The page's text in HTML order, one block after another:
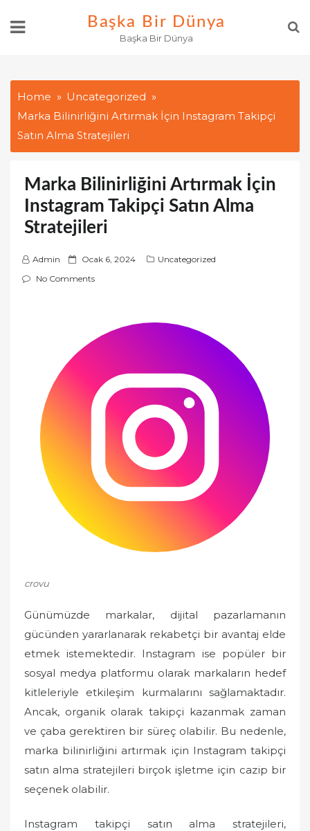
Başka Bir Dünya
Başka Bir Dünya
Home
Uncategorized
Marka Bilinirliğini Artırmak İçin Instagram Takipçi
Satın Alma Stratejileri
Marka Bilinirliğini Artırmak İçin
Instagram Takipçi Satın Alma
Stratejileri
Admin
P
o
Ocak 6, 2024
Uncategorized
No Comments
crovu
Günümüzde markalar, dijital pazarlamanın
gücünden yararlanarak rekabetçi bir avantaj elde
etmek istemektedir. Instagram ise popüler bir
sosyal medya platformu olarak markaların hedef
kitleleriyle etkileşim kurmalarını sağlamaktadır.
Ancak, organik olarak takipçi kazanmak zaman
ve çaba gerektiren bir süreç olabilir. Bu nedenle,
marka bilinirliğini artırmak için Instagram takipçi
satın alma stratejileri birçok işletme için cazip bir
seçenek olabilir.
Instagram takipçi satın alma stratejileri,